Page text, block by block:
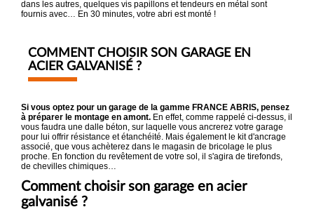
dans les autres, quelques vis papillons et tendeurs en métal sont
fournis avec… En 30 minutes, votre abri est monté !
COMMENT CHOISIR SON GARAGE EN
ACIER GALVANISÉ ?
Si vous optez pour un garage de la gamme FRANCE ABRIS, pensez
à préparer le montage en amont. En effet, comme rappelé ci-dessus, il
vous faudra une dalle béton, sur laquelle vous ancrerez votre garage
pour lui offrir résistance et étanchéité. Mais également le kit d'ancrage
associé, que vous achèterez dans le magasin de bricolage le plus
proche. En fonction du revêtement de votre sol, il s'agira de tirefonds,
de chevilles chimiques…
Comment choisir son garage en acier
galvanisé ?